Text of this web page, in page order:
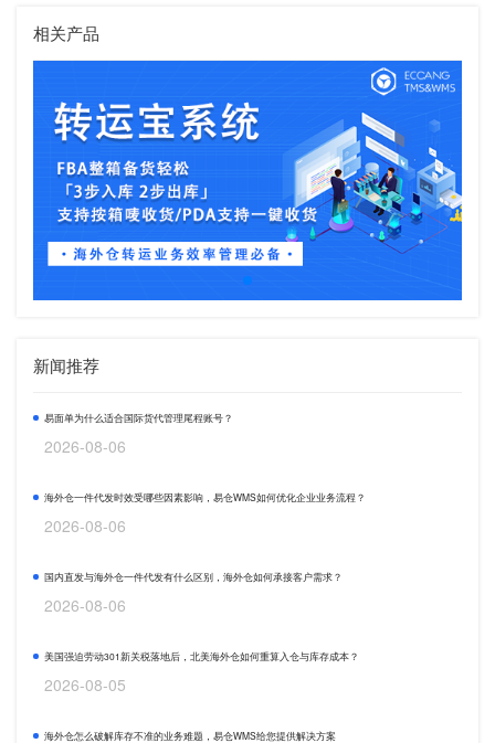
相关产品
新闻推荐
易面单为什么适合国际货代管理尾程账号？
2026-08-06
海外仓一件代发时效受哪些因素影响，易仓WMS如何优化企业业务流程？
2026-08-06
国内直发与海外仓一件代发有什么区别，海外仓如何承接客户需求？
2026-08-06
美国强迫劳动301新关税落地后，北美海外仓如何重算入仓与库存成本？
2026-08-05
海外仓怎么破解库存不准的业务难题，易仓WMS给您提供解决方案